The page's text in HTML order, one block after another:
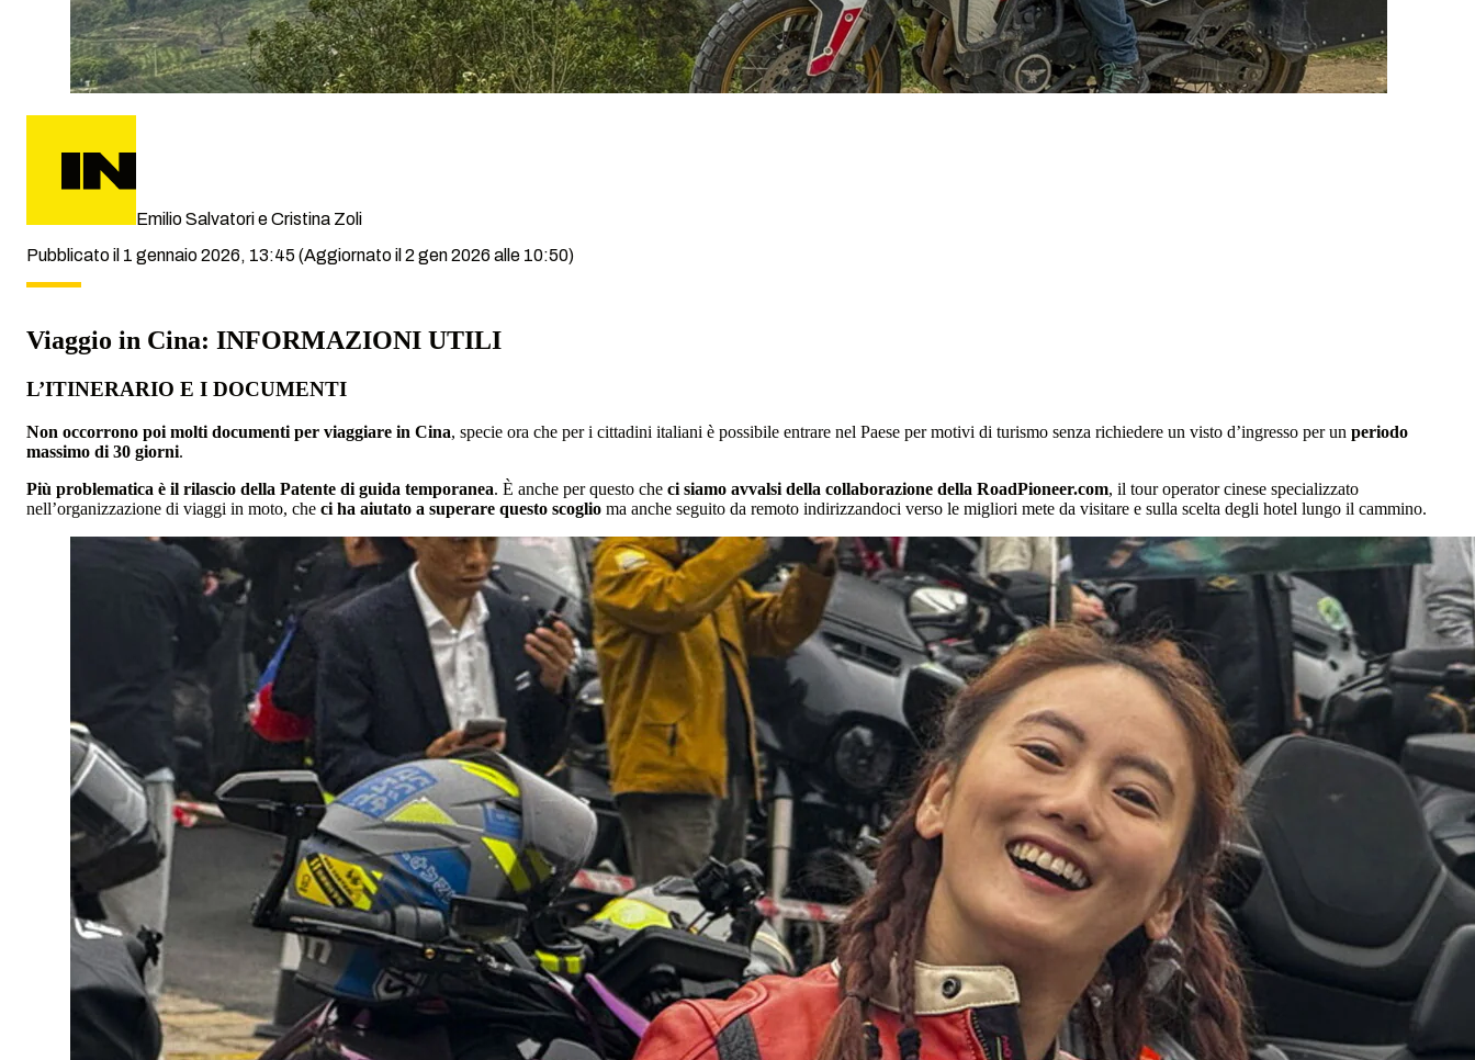
Emilio Salvatori e Cristina Zoli
Pubblicato il 1 gennaio 2026, 13:45 (Aggiornato il 2 gen 2026 alle 10:50)
Viaggio in Cina: INFORMAZIONI UTILI
L’ITINERARIO E I DOCUMENTI
Non occorrono poi molti documenti per viaggiare in Cina, specie ora che per i cittadini italiani è possibile entrare nel Paese per motivi di turismo senza richiedere un visto d’ingresso per un periodo
massimo di 30 giorni.
Più problematica è il rilascio della Patente di guida temporanea. È anche per questo che ci siamo avvalsi della collaborazione della RoadPioneer.com, il tour operator cinese specializzato
nell’organizzazione di viaggi in moto, che ci ha aiutato a superare questo scoglio ma anche seguito da remoto indirizzandoci verso le migliori mete da visitare e sulla scelta degli hotel lungo il cammino.